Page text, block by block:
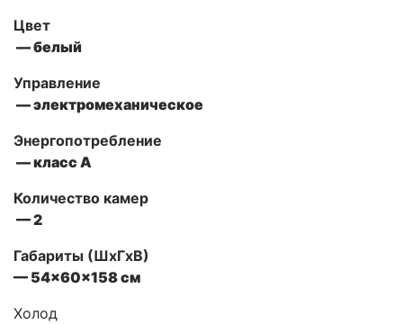
Цвет
— белый
Управление
— электромеханическое
Энергопотребление
— класс А
Количество камер
— 2
Габариты (ШxГxВ)
— 54x60x158 см
Холод